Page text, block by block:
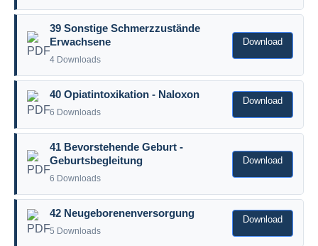
39 Sonstige Schmerzzustände
Erwachsene
4 Downloads
Download
40 Opiatintoxikation - Naloxon
6 Downloads
Download
41 Bevorstehende Geburt -
Geburtsbegleitung
6 Downloads
Download
42 Neugeborenenversorgung
5 Downloads
Download